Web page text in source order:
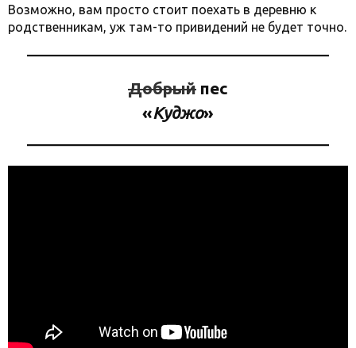
Возможно, вам просто стоит поехать в деревню к
родственникам, уж там-то привидений не будет точно.
Добрый пес
«Куджо»